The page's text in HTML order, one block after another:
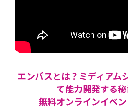
エンパスとは？ミディアム
て能力開発する
無料オンラインイベ